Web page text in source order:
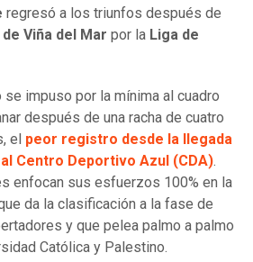
regresó a los triunfos después de
Viña del Mar por la Liga de
se impuso por la mínima al cuadro
después de una racha de cuatro
el peor registro desde la llegada
Centro Deportivo Azul (CDA).
enfocan sus esfuerzos 100% en la
da la clasificación a la fase de
y que pelea palmo a palmo
Católica y Palestino.